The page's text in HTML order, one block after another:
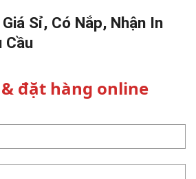
Sỉ, Có Nắp, Nhận In
Cầu